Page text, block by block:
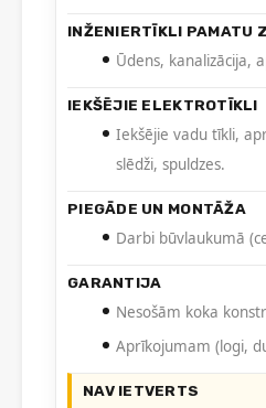
INŽENIERTĪKLI PAMATU
Ūdens, kanalizācija,
IEKŠĒJIE ELEKTROTĪKLI
Iekšējie vadu tīkli,
slēdži, spuldzes.
PIEGĀDE UN MONTĀŽA
Darbi būvlaukumā
GARANTIJA
Nesošām koka
Aprīkojumam (logi,
NAV IETVERTS